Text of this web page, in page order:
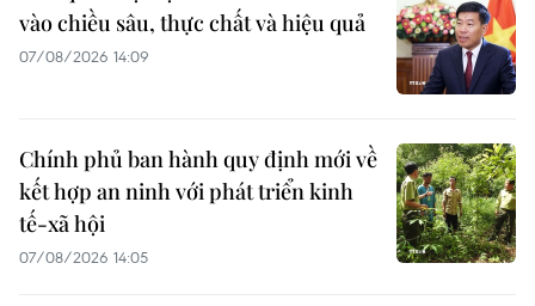
vào chiều sâu, thực chất và hiệu quả
07/08/2026 14:09
Chính phủ ban hành quy định mới về
kết hợp an ninh với phát triển kinh
tế-xã hội
07/08/2026 14:05